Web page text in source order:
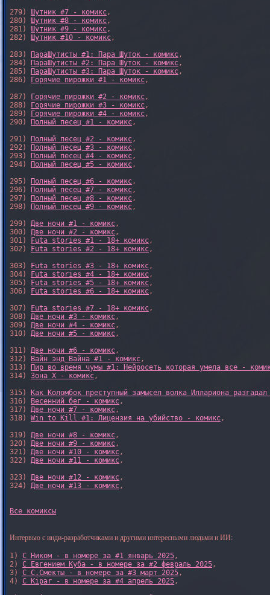
279) Шутник #7 - комикс ,
280) Шутник #8 - комикс ,
281) Шутник #9 - комикс ,
282) Шутник #10 - комикс ,
283) ПараШутисты #1: Пара Шуток - комикс ,
284) ПараШутисты #2: Пара Шуток - комикс ,
285) ПараШутисты #3: Пара Шуток - комикс ,
286) Горячие пирожки #1 - комикс ,
287) Горячие пирожки #2 - комикс ,
288) Горячие пирожки #3 - комикс ,
289) Горячие пирожки #4 - комикс ,
290) Полный песец #1 - комикс ,
291) Полный песец #2 - комикс ,
292) Полный песец #3 - комикс ,
293) Полный песец #4 - комикс ,
294) Полный песец #5 - комикс ,
295) Полный песец #6 - комикс ,
296) Полный песец #7 - комикс ,
297) Полный песец #8 - комикс ,
298) Полный песец #9 - комикс ,
299) Две ночи #1 - комикс ,
300) Две ночи #2 - комикс ,
301) Futa stories #1 - 18+ комикс ,
302) Futa stories #2 - 18+ комикс ,
303) Futa stories #3 - 18+ комикс ,
304) Futa stories #4 - 18+ комикс ,
305) Futa stories #5 - 18+ комикс ,
306) Futa stories #6 - 18+ комикс ,
307) Futa stories #7 - 18+ комикс ,
308) Две ночи #3 - комикс ,
309) Две ночи #4 - комикс ,
310) Две ночи #5 - комикс ,
311) Две ночи #6 - комикс ,
312) Вайн энд Вайна #1 - комикс ,
313) Пир во время чумы #1: Нейросеть которая умела все -
314) Зона X - комикс ,
315) Как Коломбок преступный замысел волка Иллариона
316) Весенний бег - комикс ,
317) Две ночи #7 - комикс ,
318) Win to Kill #1: Лицензия на убийство - комикс ,
319) Две ночи #8 - комикс ,
320) Две ночи #9 - комикс ,
321) Две ночи #10 - комикс ,
322) Две ночи #11 - комикс ,
323) Две ночи #12 - комикс ,
324) Две ночи #13 - комикс ,
Все комиксы
Интервью с инди-разработчиками и другими интересными людьми и ИИ:
1) С Ником - в номере за #1 январь 2025 ,
2) С Евгением Куба - в номере за #2 февраль 2025 ,
3) С С.Смекты - в номере за #3 март 2025 ,
4) С Kipar - в номере за #4 апрель 2025 ,